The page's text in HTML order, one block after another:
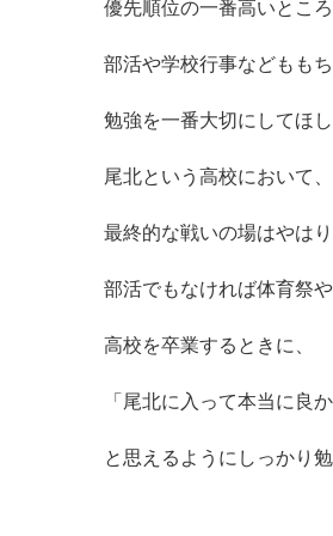
優先順位の一番高いところ
部活や学校行事などももち
勉強を一番大切にしてほし
尾北という高校において、
最終的な戦いの場はやはり
部活でもなければ体育祭
高校を卒業するときに、
「尾北に入って本当に良か
と思えるようにしっかり勉